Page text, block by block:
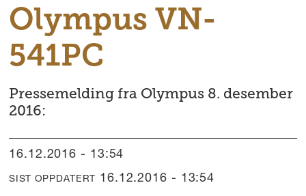
Olympus VN-
541PC
Pressemelding fra Olympus 8. desember
2016:
16.12.2016 - 13:54
SIST OPPDATERT 16.12.2016 - 13:54